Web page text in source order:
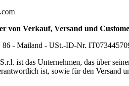
von Verkauf, Versand und
- Mailand - USt.-ID-Nr.
ist das Unternehmen, das über
ist, sowie für den Versand